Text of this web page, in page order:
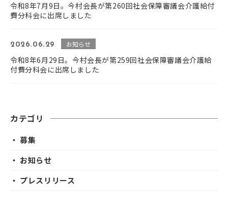
令和8年7月9日。今村会長が第260回社会保障審議会介護給付
費分科会に出席しました
2026.06.29 お知らせ
令和8年6月29日。今村会長が第259回社会保障審議会介護給
付費分科会に出席しました
カテゴリ
・ 募集
・ お知らせ
・ プレスリリース